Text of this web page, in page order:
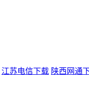
江苏电信下载 陕西网通